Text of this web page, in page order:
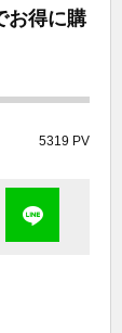
お得に購
5319 PV